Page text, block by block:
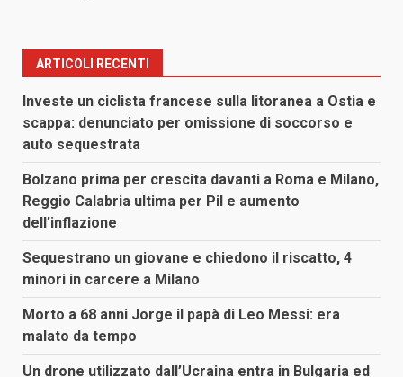
ARTICOLI RECENTI
Investe un ciclista francese sulla litoranea a Ostia e
scappa: denunciato per omissione di soccorso e
auto sequestrata
Bolzano prima per crescita davanti a Roma e Milano,
Reggio Calabria ultima per Pil e aumento
dell’inflazione
Sequestrano un giovane e chiedono il riscatto, 4
minori in carcere a Milano
Morto a 68 anni Jorge il papà di Leo Messi: era
malato da tempo
Un drone utilizzato dall’Ucraina entra in Bulgaria ed